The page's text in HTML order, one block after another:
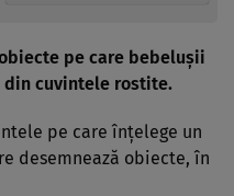
pe care bebeluşii
cuvintele rostite.
pe care înţelege un
desemnează obiecte, în